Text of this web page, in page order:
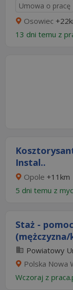
Umowa o pracę
Osowiec
13 dni temu z
Instal..
Opole +11km
5 dni temu z
Staż -
Powiatowy
Polska Nowa
Wczoraj z